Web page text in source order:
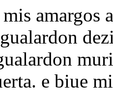
amargos
e biue